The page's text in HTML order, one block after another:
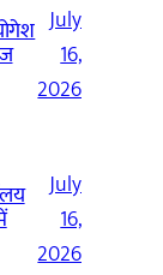
July
16,
2026
July
16,
2026